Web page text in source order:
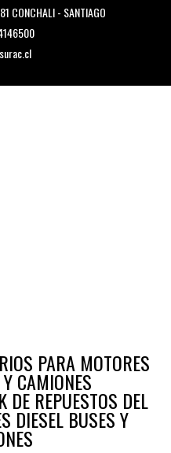
CONCHALI - SANTIAGO
PARA MOTORES
CAMIONES
REPUESTOS DEL
DIESEL BUSES Y